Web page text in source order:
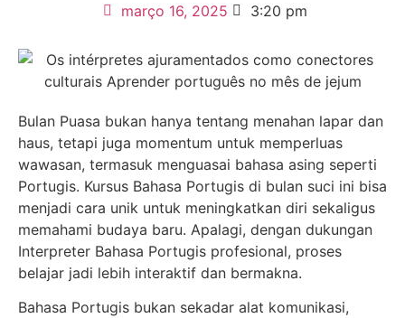
março 16, 2025 3:20 pm
Bulan Puasa bukan hanya tentang menahan lapar dan
haus, tetapi juga momentum untuk memperluas
wawasan, termasuk menguasai bahasa asing seperti
Portugis. Kursus Bahasa Portugis di bulan suci ini bisa
menjadi cara unik untuk meningkatkan diri sekaligus
memahami budaya baru. Apalagi, dengan dukungan
Interpreter Bahasa Portugis profesional, proses
belajar jadi lebih interaktif dan bermakna.
Bahasa Portugis bukan sekadar alat komunikasi,